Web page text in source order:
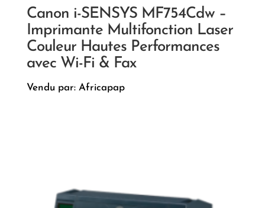
Canon i-SENSYS MF754Cdw –
Imprimante Multifonction Laser
Couleur Hautes Performances
avec Wi-Fi & Fax
Vendu par: Africapap